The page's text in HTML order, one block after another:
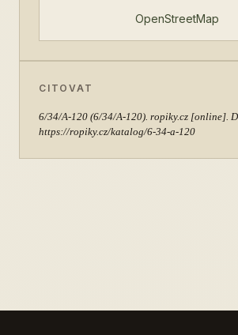
OpenStreetMap
CITOVAT
6/34/A-120 (6/34/A-120). ropiky.cz [online].
https://ropiky.cz/katalog/6-34-a-120